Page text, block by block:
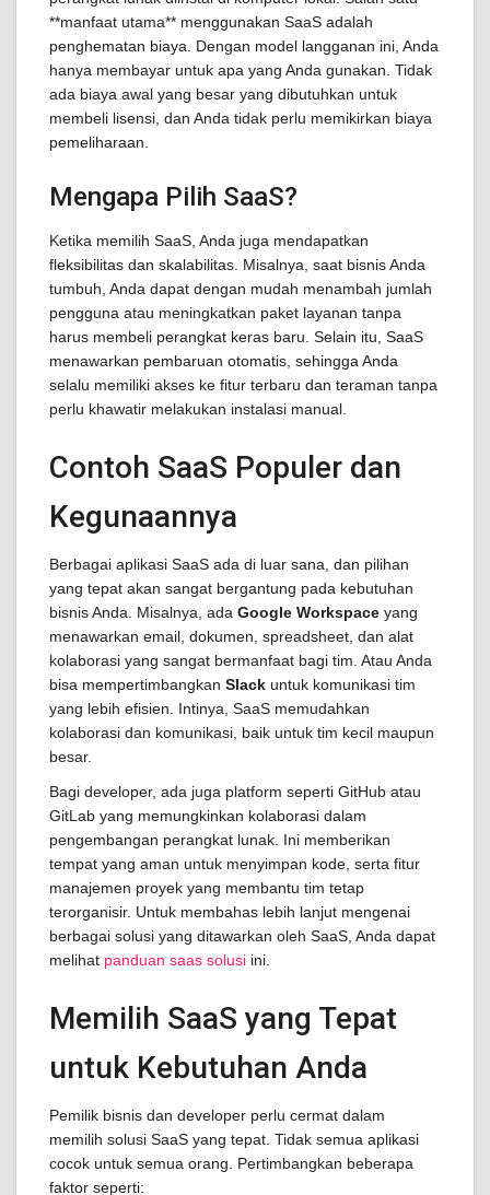
**manfaat utama** menggunakan SaaS adalah
penghematan biaya. Dengan model langganan ini, Anda
hanya membayar untuk apa yang Anda gunakan. Tidak
ada biaya awal yang besar yang dibutuhkan untuk
membeli lisensi, dan Anda tidak perlu memikirkan biaya
pemeliharaan.
Mengapa Pilih SaaS?
Ketika memilih SaaS, Anda juga mendapatkan
fleksibilitas dan skalabilitas. Misalnya, saat bisnis Anda
tumbuh, Anda dapat dengan mudah menambah jumlah
pengguna atau meningkatkan paket layanan tanpa
harus membeli perangkat keras baru. Selain itu, SaaS
menawarkan pembaruan otomatis, sehingga Anda
selalu memiliki akses ke fitur terbaru dan teraman tanpa
perlu khawatir melakukan instalasi manual.
Contoh SaaS Populer dan
Kegunaannya
Berbagai aplikasi SaaS ada di luar sana, dan pilihan
yang tepat akan sangat bergantung pada kebutuhan
bisnis Anda. Misalnya, ada Google Workspace yang
menawarkan email, dokumen, spreadsheet, dan alat
kolaborasi yang sangat bermanfaat bagi tim. Atau Anda
bisa mempertimbangkan Slack untuk komunikasi tim
yang lebih efisien. Intinya, SaaS memudahkan
kolaborasi dan komunikasi, baik untuk tim kecil maupun
besar.
Bagi developer, ada juga platform seperti GitHub atau
GitLab yang memungkinkan kolaborasi dalam
pengembangan perangkat lunak. Ini memberikan
tempat yang aman untuk menyimpan kode, serta fitur
manajemen proyek yang membantu tim tetap
terorganisir. Untuk membahas lebih lanjut mengenai
berbagai solusi yang ditawarkan oleh SaaS, Anda dapat
melihat panduan saas solusi ini.
Memilih SaaS yang Tepat
untuk Kebutuhan Anda
Pemilik bisnis dan developer perlu cermat dalam
memilih solusi SaaS yang tepat. Tidak semua aplikasi
cocok untuk semua orang. Pertimbangkan beberapa
faktor seperti: